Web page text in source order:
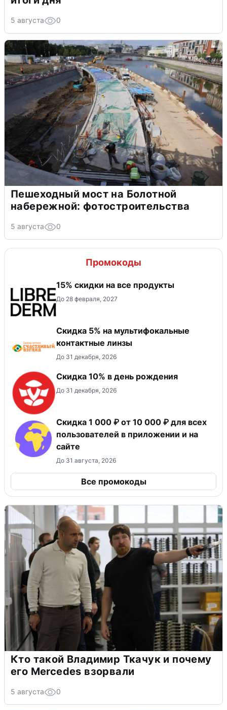
5 августа 0
Пешеходный мост на Болотной
набережной: фотостроительства
5 августа 0
Промокоды
15% скидки на все продукты
До 28 февраля, 2027
Скидка 5% на мультифокальные
контактные линзы
До 31 декабря, 2026
Скидка 10% в день рождения
До 31 декабря, 2026
Скидка 1 000 ₽ от 10 000 ₽ для всех
пользователей в приложении и на
сайте
До 31 августа, 2026
Все промокоды
Кто такой Владимир Ткачук и почему
его Mercedes взорвали
5 августа 0